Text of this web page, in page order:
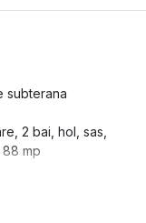
subterana
2 bai, hol, sas,
mp